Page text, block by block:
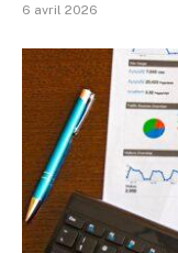
6 avril 2026